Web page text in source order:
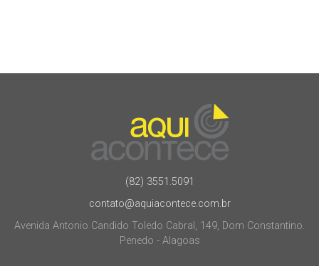
(82) 3551.5091
contato@aquiacontece.com.br
Avenida Antonio Candido Toledo Cabral, 149, Dom Constantino.
Penedo - Alagoas